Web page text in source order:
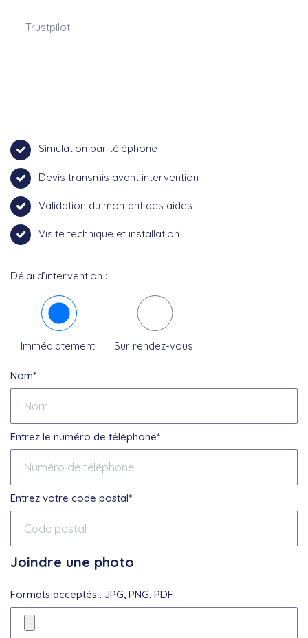
Trustpilot
Simulation par téléphone
Devis transmis avant intervention
Validation du montant des aides
Visite technique et installation
Délai d’intervention :
Immédiatement Sur rendez-vous
Nom*
Entrez le numéro de téléphone*
Entrez votre code postal*
Joindre une photo
Formats acceptés : JPG, PNG, PDF